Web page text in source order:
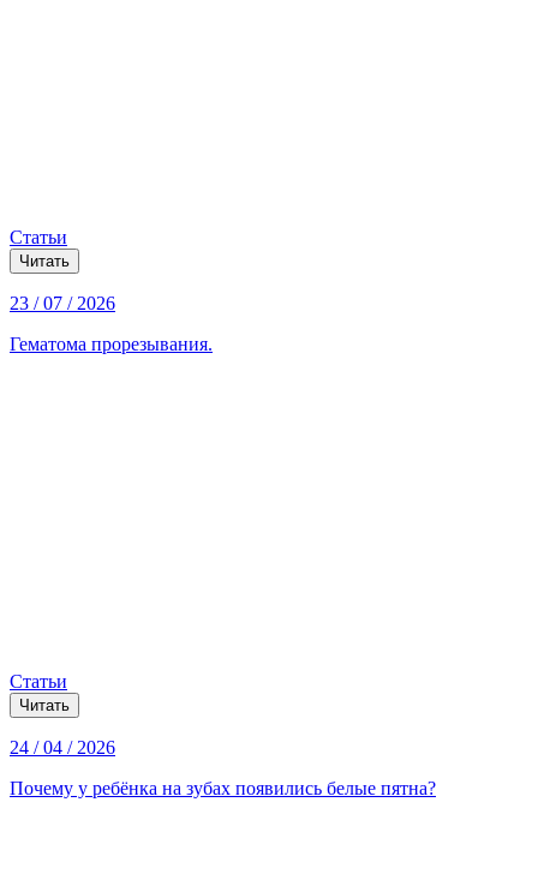
Статьи
Читать
23 / 07 / 2026
Гематома прорезывания.
Статьи
Читать
24 / 04 / 2026
Почему у ребёнка на зубах появились белые пятна?